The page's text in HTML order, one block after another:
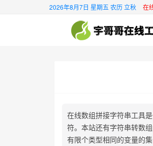
2026年8月7日 星期五 农历 立秋 在
在线数组拼接字符串工具
符。本站还有字符串转数
有限个类型相同的变量的